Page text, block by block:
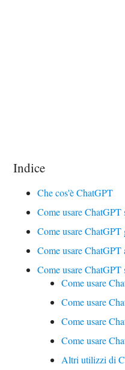
Indice
Che cos'è ChatGPT
Come usare ChatGPT
Come usare ChatGPT
Come usare ChatGPT
Come usare ChatGPT
Come usare
Come usare
Come usare
Come usare
Altri utilizzi di